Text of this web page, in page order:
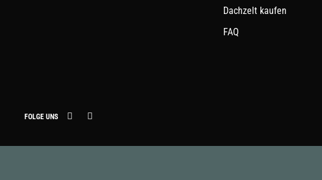
Dachzelt kaufen
FAQ
FOLGE UNS